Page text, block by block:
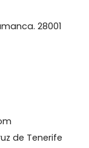
28001
de Tenerife